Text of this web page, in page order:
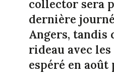
collector sera
dernière
Angers, tandis
rideau avec
espéré en août